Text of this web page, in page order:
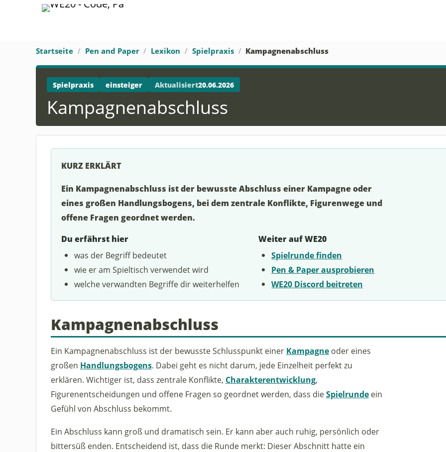
Startseite Pen and Paper Lexikon Spielpraxis Kampagnenabschluss
Spielpraxis einsteiger Aktualisiert20.06.2026
Kampagnenabschluss
KURZ ERKLÄRT
Ein Kampagnenabschluss ist der bewusste Abschluss einer Kampagne oder
eines großen Handlungsbogens, bei dem zentrale Konflikte, Figurenwege und
offene Fragen geordnet werden.
Du erfährst hier
was der Begriff bedeutet
wie er am Spieltisch verwendet wird
welche verwandten Begriffe dir weiterhelfen
Weiter auf WE20
Spielrunde finden
Pen & Paper ausprobieren
WE20 Discord beitreten
Kampagnenabschluss
Ein Kampagnenabschluss ist der bewusste Schlusspunkt einer Kampagneoder eines
großen Handlungsbogens. Dabei geht es nicht darum, jede Einzelheit perfekt zu
erklären. Wichtiger ist, dass zentrale Konflikte, Charakterentwicklung,
Figurenentscheidungen und offene Fragen so geordnet werden, dass dieSpielrundeein
Gefühl von Abschluss bekommt.
Ein Abschluss kann groß und dramatisch sein. Er kann aber auch ruhig, persönlich oder
bittersüß enden. Entscheidend ist, dass die Runde merkt: Dieser Abschnitt hatte ein